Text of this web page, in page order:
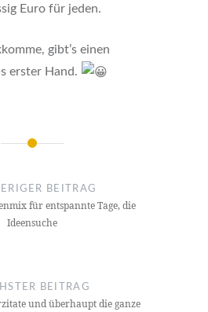
Euro für jeden.
gibt’s einen
erster Hand.
BEITRAG
für entspannte Tage, die
Ideensuche
BEITRAG
und überhaupt die ganze